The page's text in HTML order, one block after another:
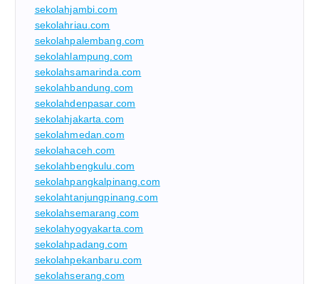
sekolahjambi.com
sekolahriau.com
sekolahpalembang.com
sekolahlampung.com
sekolahsamarinda.com
sekolahbandung.com
sekolahdenpasar.com
sekolahjakarta.com
sekolahmedan.com
sekolahaceh.com
sekolahbengkulu.com
sekolahpangkalpinang.com
sekolahtanjungpinang.com
sekolahsemarang.com
sekolahyogyakarta.com
sekolahpadang.com
sekolahpekanbaru.com
sekolahserang.com